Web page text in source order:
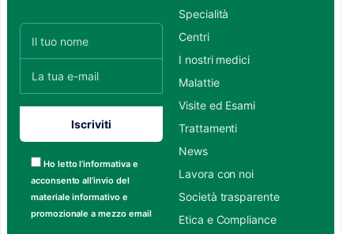
Ho letto l’informativa e
acconsento all’invio del
materiale informativo e
promozionale a mezzo email
Specialità
Centri
I nostri medici
Malattie
Visite ed Esami
Trattamenti
News
Lavora con noi
Società trasparente
Etica e Compliance